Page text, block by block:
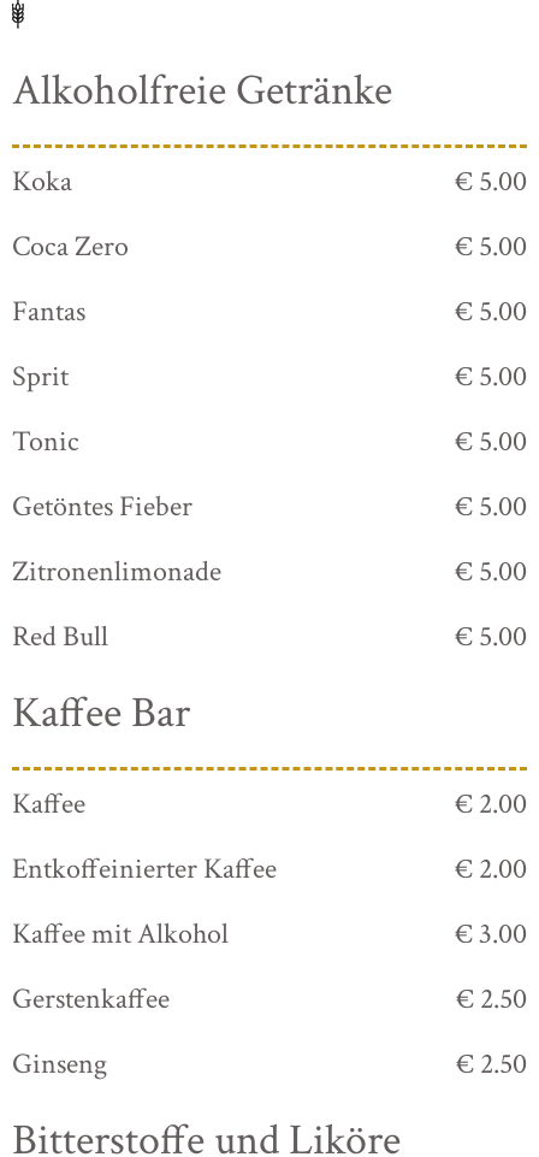
Alkoholfreie Getränke
Koka
€ 5.00
Coca Zero
€ 5.00
Fantas
€ 5.00
Sprit
€ 5.00
Tonic
€ 5.00
Getöntes Fieber
€ 5.00
Zitronenlimonade
€ 5.00
Red Bull
€ 5.00
Kaffee Bar
Kaffee
€ 2.00
Entkoffeinierter Kaffee
€ 2.00
Kaffee mit Alkohol
€ 3.00
Gerstenkaffee
€ 2.50
Ginseng
€ 2.50
Bitterstoffe und Liköre